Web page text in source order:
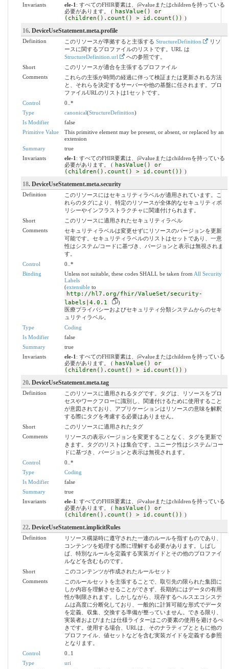
Invariants ele-1 : すべてのFHIR要素は、@valueまたはchildrenを持っている
必要があります。 ( hasValue() or
(children().count() > id.count()) )
16. DeviceUseStatement.meta.profile
Definition このリソースが準拠すると主張する StructureDefinition
リソ
ースに関するプロファイルのリストです。URL は
StructureDefinition.url
への参照です。
Short
このリソースが適合を主張するプロファイル
Comments
これらの主張が時間の経過に伴って検証または更新される方法
と、それらを決定するサーバーや他の基盤に任されます。プロ
ファイルURLのリストは1セットです。
Control
0..*
Type
canonical(StructureDefinition)
Is Modifier
false
Primitive Value
This primitive element may be present, or absent, or replaced by an
extension
Summary
true
Invariants
ele-1 : すべてのFHIR要素は、@valueまたはchildrenを持っている
必要があります。 ( hasValue() or
(children().count() > id.count()) )
18. DeviceUseStatement.meta.security
Definition
このリソースにはセキュリティラベルが適用されています。こ
れらのタグにより、特定のリソースが全体的なセキュリティポ
リシーやインフラストラクチャに関連付けられます。
Short
このリソースに適用されたセキュリティラベル
Comments
セキュリティラベルは変更せずにリソースのバージョンを更新
可能です。セキュリティラベルのリストはセットであり、一意
性はシステム/コードに基づき、バージョンと表示は無視されま
す。
Control
0..*
Binding
Unless not suitable, these codes SHALL be taken from All Security
Labels
(extensibleto
http://hl7.org/fhir/ValueSet/security-
labels|4.0.1
)
医療プライバシーおよびセキュリティ分類システムからのセキ
ュリティラベル。
Type
Coding
Is Modifier
false
Summary
true
Invariants
ele-1 : すべてのFHIR要素は、@valueまたはchildrenを持っている
必要があります。 ( hasValue() or
(children().count() > id.count()) )
20. DeviceUseStatement.meta.tag
Definition
このリソースに適用されるタグです。タグは、リソースをプロ
セスやワークフローに識別し、関連付けるために使用すること
が意図されており、アプリケーションはリソースの意味を解釈
する際にタグを考慮する必要はありません。
Short
このリソースに適用されたタグ
Comments
リソースの表示バージョンを変更することなく、タグを更新で
きます。タグのリストは集合です。ユニーク性はシステム/コー
ドに基づき、バージョンと表示は無視されます。
Control
0..*
Type
Coding
Is Modifier
false
Summary
true
Invariants
ele-1 : すべてのFHIR要素は、@valueまたはchildrenを持っている
必要があります。 ( hasValue() or
(children().count() > id.count()) )
22. DeviceUseStatement.implicitRules
Definition
リソース構築時に遵守された一連のルールを指すものであり、
コンテンツを処理する際に理解する必要があります。しばし
ば、特別なルールを定義する実装ガイドとその他のプロファイ
ルなどを含むものです。
Short
このコンテンツが作成されたルールセット
Comments
このルールセットを主張することで、取引先の限られた集団に
しか内容を理解させることができず、長期的にはデータの有用
性が制限されます。しかしながら、現存するヘルスエコシステ
ムは高度に分断化しており、一般的に計算可能な形式でデータ
を定義、収集、交換する準備が整っていません。できる限り、
実装者および/または仕様ライターはこの要素の使用を避けるべ
きです。使用する場合、URLは、そのナラティブとともに他の
プロファイル、値セットなどを含む実装ガイドを定義する参照
となります。
Control
0..1
Type
uri